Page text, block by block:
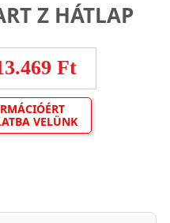
Z HÁTLAP
Ft
VELÜNK